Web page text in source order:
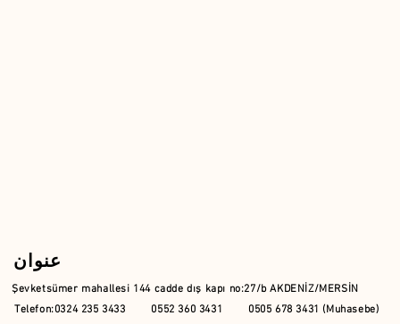
Şevketsümer mahallesi 144 cadde dış kapı no:27/b AKDENİZ/MERSİN
Telefon:0324 235 3433 0552 360 3431 0505 678 3431 (Muhasebe)